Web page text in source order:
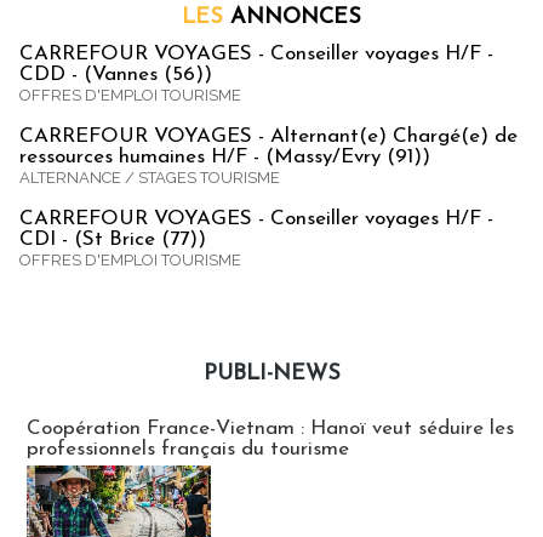
LES ANNONCES
CARREFOUR VOYAGES - Conseiller voyages H/F -
CDD - (Vannes (56))
OFFRES D'EMPLOI TOURISME
CARREFOUR VOYAGES - Alternant(e) Chargé(e) de
ressources humaines H/F - (Massy/Evry (91))
ALTERNANCE / STAGES TOURISME
CARREFOUR VOYAGES - Conseiller voyages H/F -
CDI - (St Brice (77))
OFFRES D'EMPLOI TOURISME
PUBLI-NEWS
Coopération France-Vietnam : Hanoï veut séduire les
professionnels français du tourisme